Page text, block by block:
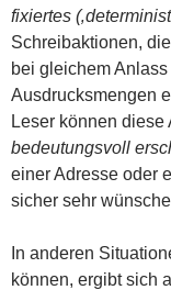
fixiertes
Schreibaktionen,
bei gleichem
Ausdrucksmengen
Leser können
bedeutungsvoll
einer Adresse oder
sicher sehr
In anderen
können, ergibt sich